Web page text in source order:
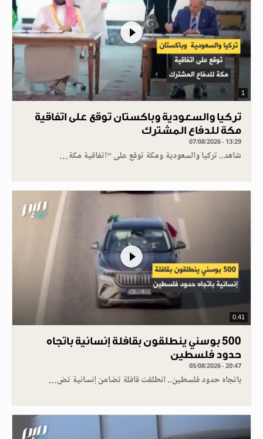
1
تركيا والسعودية وباكستان توقع على اتفاقية
مكة للدفاع المشترك
07/08/2026 - 13:29
شاهد.. تركيا والسعودية ومكة توقع على "اتفاقية مكة…
0.41
500 بوسني ينطلقون بقافلة إنسانية باتجاه
حدود فلسطين
05/08/2026 - 20:47
باتجاه حدود فلسطين.. انطلقت قافلة تضامن إنسانية تض…